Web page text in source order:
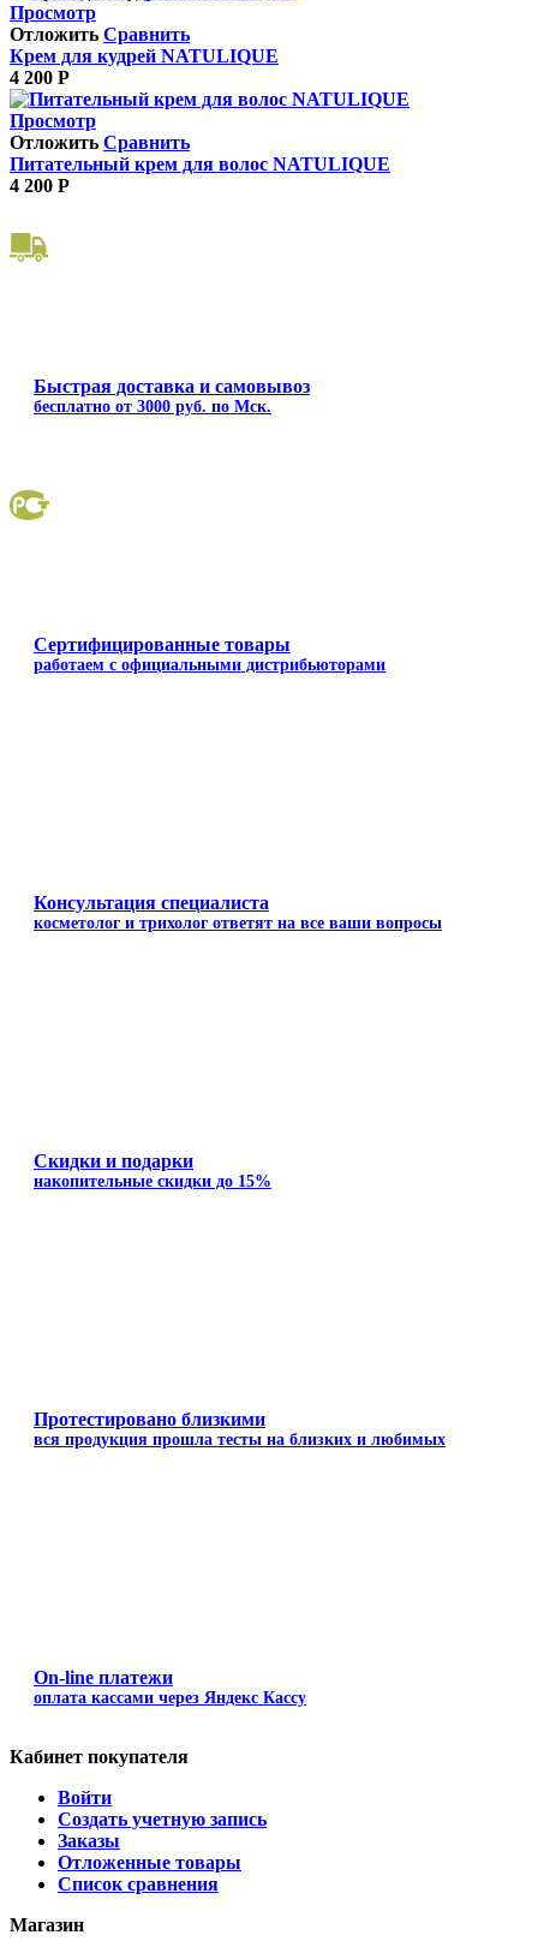
Просмотр
Отложить Сравнить
Крем для кудрей NATULIQUE
4 200 Р
Просмотр
Отложить Сравнить
Питательный крем для волос NATULIQUE
4 200 Р
Быстрая доставка и самовывоз
бесплатно от 3000 руб. по Мск.
Сертифицированные товары
работаем с официальными дистрибьюторами
Консультация специалиста
косметолог и трихолог ответят на все ваши вопросы
Скидки и подарки
накопительные скидки до 15%
Протестировано близкими
вся продукция прошла тесты на близких и любимых
On-line платежи
оплата кассами через Яндекс Кассу
Кабинет покупателя
Войти
Создать учетную запись
Заказы
Отложенные товары
Список сравнения
Магазин